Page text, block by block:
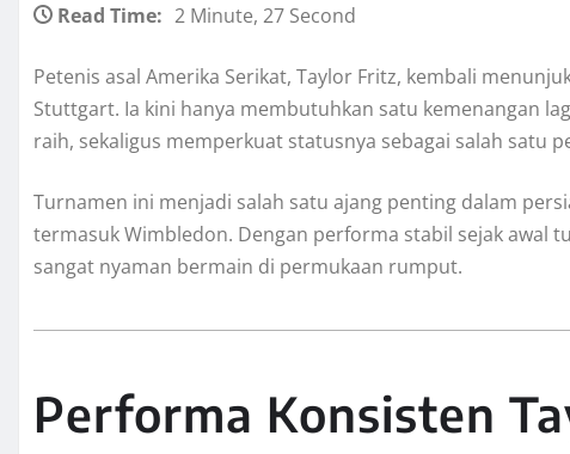
Read Time: 2 Minute, 27 Second
Petenis asal Amerika Serikat, Taylor Fritz, kembali
Stuttgart. Ia kini hanya membutuhkan satu kemenangan
raih, sekaligus memperkuat statusnya sebagai salah satu
Turnamen ini menjadi salah satu ajang penting dalam
termasuk Wimbledon. Dengan performa stabil sejak awal
sangat nyaman bermain di permukaan rumput.
Performa Konsisten